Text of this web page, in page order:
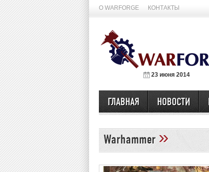
О WARFORGE КОНТАКТЫ
23 июня 2014
ГЛАВНАЯ НОВОСТИ
Warhammer »